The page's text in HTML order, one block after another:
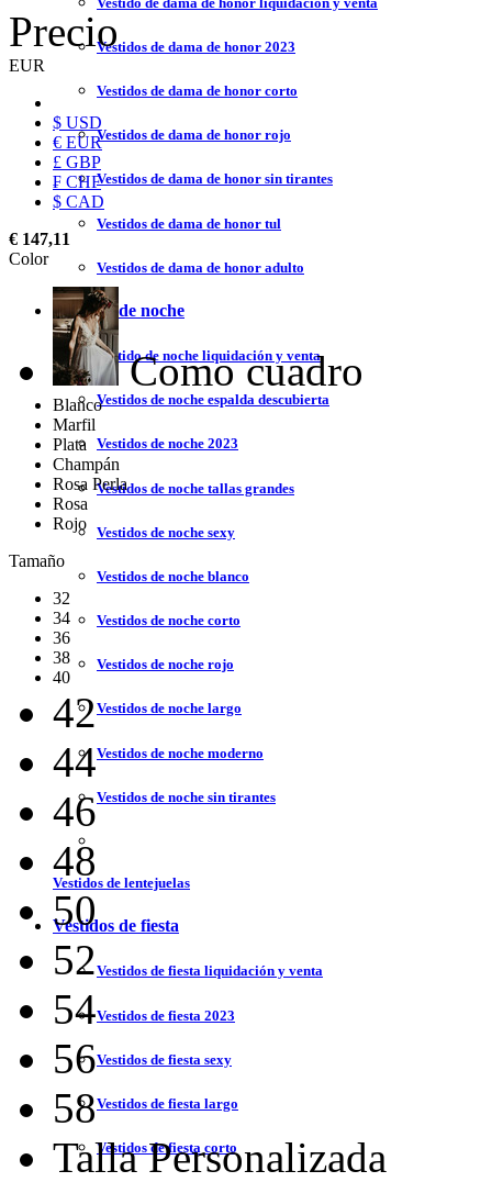
Vestidos de dama de honor 2023
Vestidos de dama de honor corto
Vestidos de dama de honor rojo
Vestidos de dama de honor sin tirantes
Vestidos de dama de honor tul
Vestidos de dama de honor adulto
Vestidos de noche
Vestido de noche liquidación y venta
Vestidos de noche espalda descubierta
Vestidos de noche 2023
Vestidos de noche tallas grandes
Vestidos de noche sexy
Vestidos de noche blanco
Vestidos de noche corto
Vestidos de noche rojo
Vestidos de noche largo
Vestidos de noche moderno
Vestidos de noche sin tirantes
Vestidos de lentejuelas
Vestidos de fiesta
Vestidos de fiesta liquidación y venta
Vestidos de fiesta 2023
Vestidos de fiesta sexy
Vestidos de fiesta largo
Vestidos de fiesta corto
Precio
EUR
$ USD
€ EUR
£ GBP
₣ CHF
$ CAD
€ 147,11
Color
Como cuadro
Blanco
Marfil
Plata
Champán
Rosa Perla
Rosa
Rojo
Tamaño
32
34
36
38
40
42
44
46
48
50
52
54
56
58
Talla Personalizada